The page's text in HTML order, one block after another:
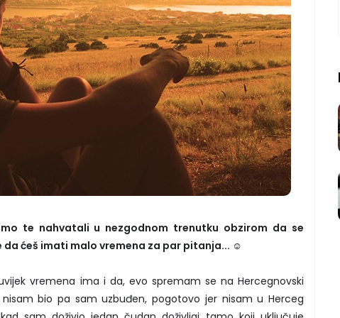
te nahvatali u nezgodnom trenutku obzirom da se
da ćeš imati malo vremena za par pitanja... ☺
vremena ima i da, evo spremam se na Hercegnovski
bio pa sam uzbuđen, pogotovo jer nisam u Herceg